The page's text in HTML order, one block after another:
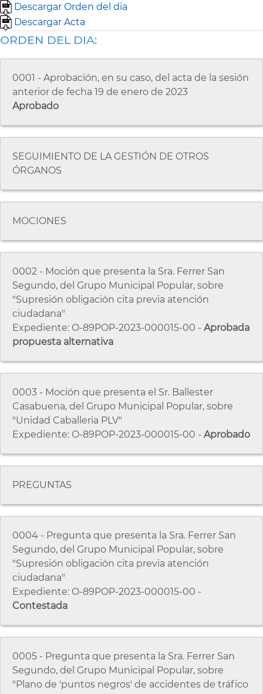
Descargar Orden del dia
Descargar Acta
ORDEN DEL DIA:
0001 - Aprobación, en su caso, del acta de la sesión
anterior de fecha 19 de enero de 2023
Aprobado
SEGUIMIENTO DE LA GESTIÓN DE OTROS
ÓRGANOS
MOCIONES
0002 - Moción que presenta la Sra. Ferrer San
Segundo, del Grupo Municipal Popular, sobre
"Supresión obligación cita previa atención
ciudadana"
Expediente: O-89POP-2023-000015-00 - Aprobada
propuesta alternativa
0003 - Moción que presenta el Sr. Ballester
Casabuena, del Grupo Municipal Popular, sobre
"Unidad Caballeria PLV"
Expediente: O-89POP-2023-000015-00 - Aprobado
PREGUNTAS
0004 - Pregunta que presenta la Sra. Ferrer San
Segundo, del Grupo Municipal Popular, sobre
"Supresión obligación cita previa atención
ciudadana"
Expediente: O-89POP-2023-000015-00 -
Contestada
0005 - Pregunta que presenta la Sra. Ferrer San
Segundo, del Grupo Municipal Popular, sobre
"Plano de 'puntos negros' de accidentes de tráfico